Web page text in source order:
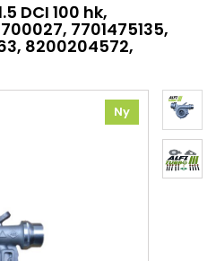
DCI 100 hk,
7701475135,
8200204572,
Ny